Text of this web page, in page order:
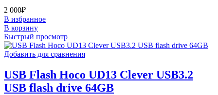
2 000₽
В избранное
В корзину
Быстрый просмотр
Добавить для сравнения
USB Flash Hoco UD13 Clever USB3.2
USB flash drive 64GB